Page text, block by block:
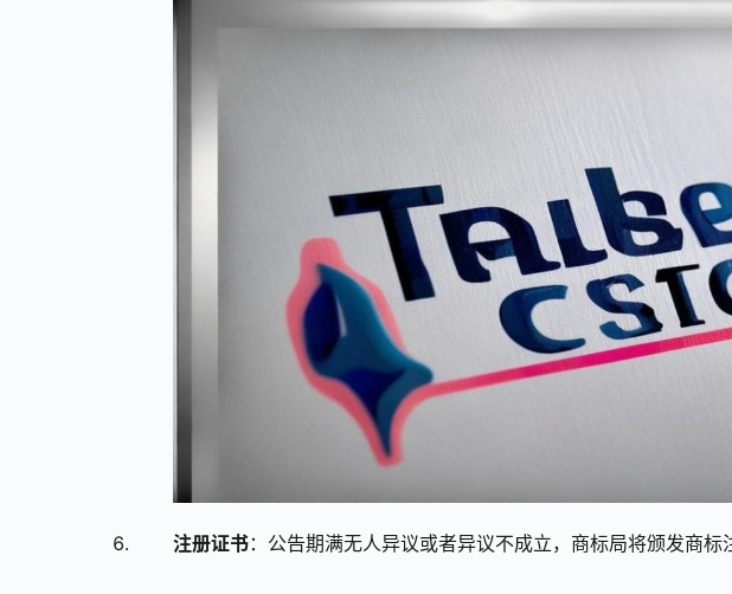
注册证书：公告期满无人异议或者异议不成立，商标局将颁发商标